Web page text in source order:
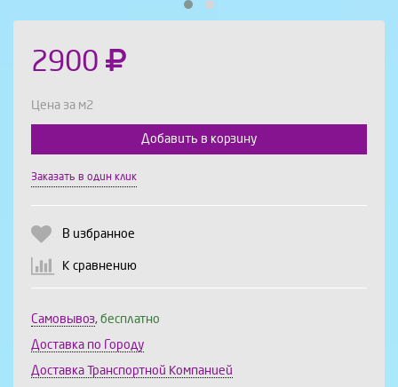
2900
Цена за м2
Добавить в корзину
Заказать в один клик
В избранное
К сравнению
Самовывоз, бесплатно
Доставка по Городу
Доставка Транспортной Компанией